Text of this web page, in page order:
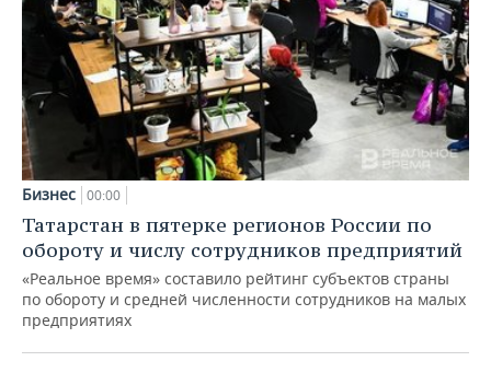
Бизнес 00:00
Татарстан в пятерке регионов России по
обороту и числу сотрудников предприятий
«Реальное время» составило рейтинг субъектов страны
по обороту и средней численности сотрудников на малых
предприятиях